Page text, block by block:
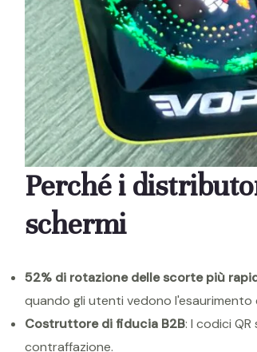
Perché i
schermi
52% di rotazione delle scorte più
quando gli utenti vedono l'esaurimento
Costruttore di fiducia B2B: I codici
contraffazione.